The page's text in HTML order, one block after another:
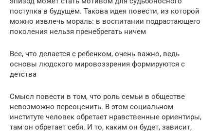
поступка в будущем. Такова идея повести, из которой
можно извлечь мораль: в воспитании подрастающего
поколения нельзя пренебрегать ничем
Все, что делается с ребенком, очень важно, ведь
основы людского мировоззрения формируются с
детства
Смысл повести в том, что роль семьи в обществе
невозможно переоценить. В этом социальном
институте человек обретает нравственные ориентиры,
там он обретает себя. И то, каким он будет, зависит,